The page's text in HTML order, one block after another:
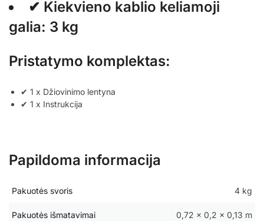
✔ Kiekvieno kablio keliamoji
galia: 3 kg
Pristatymo komplektas:
✔ 1 x Džiovinimo lentyna
✔ 1 x Instrukcija
Papildoma informacija
Pakuotės svoris 4 kg
Pakuotės išmatavimai 0,72 × 0,2 × 0,13 m